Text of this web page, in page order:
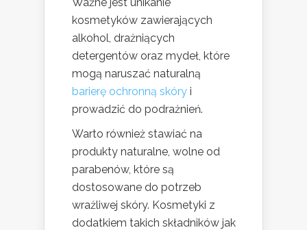
kosmetyków zawierających
alkohol, drażniących
detergentów oraz mydeł, które
mogą naruszać naturalną
barierę ochronną skóry i
prowadzić do podrażnień.
Warto również stawiać na
produkty naturalne, wolne od
parabenów, które są
dostosowane do potrzeb
wrażliwej skóry. Kosmetyki z
dodatkiem takich składników jak